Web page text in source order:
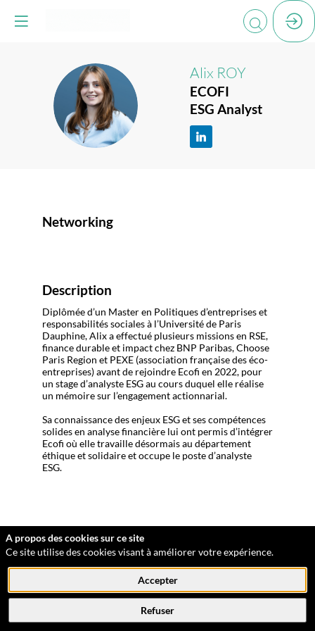
AR
Alix ROY
ECOFI
ESG Analyst
Networking
Description
Diplômée d’un Master en Politiques d’entreprises et
responsabilités sociales à l’Université de Paris
Dauphine, Alix a effectué plusieurs missions en RSE,
finance durable et impact chez BNP Paribas, Choose
Paris Region et PEXE (association française des éco-
entreprises) avant de rejoindre Ecofi en 2022, pour
un stage d’analyste ESG au cours duquel elle réalise
un mémoire sur l’engagement actionnarial.
Sa connaissance des enjeux ESG et ses compétences
solides en analyse financière lui ont permis d’intégrer
Ecofi où elle travaille désormais au département
éthique et solidaire et occupe le poste d’analyste
ESG.
Service Evénements : 01 53 63 55 86
service.evenements@optionfinance.fr
A propos des cookies sur ce site
Ce site utilise des cookies visant à améliorer votre expérience.
Accepter
Refuser